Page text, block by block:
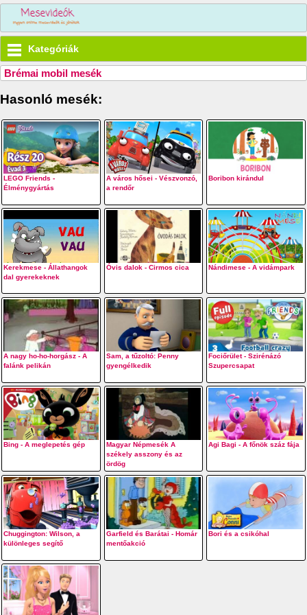
Kategóriák
Brémai mobil mesék
Hasonló mesék:
LEGO Friends -
Élménygyártás
A város hősei - Vészvonzó,
a rendőr
Boribon kirándul
Kerekmese - Állathangok
dal gyerekeknek
Óvis dalok - Cirmos cica Nándimese - A vidámpark
A nagy ho-ho-horgász - A
falánk pelikán
Sam, a tűzoltó: Penny
gyengélkedik
Fociőrület - Szirénázó
Szupercsapat
Bing - A meglepetés gép
Magyar Népmesék A
székely asszony és az
ördög
Agi Bagi - A főnök száz fája
Chuggington: Wilson, a
különleges segítő
Garfield és Barátai - Homár
mentőakció
Bori és a csikóhal